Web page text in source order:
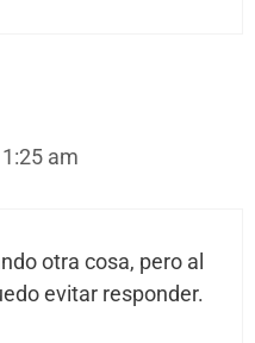
am
otra cosa, pero al
evitar responder.